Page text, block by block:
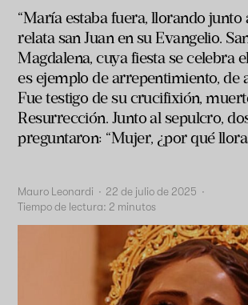
“María estaba fuera, llorando junto
relata san Juan en su Evangelio.
Magdalena, cuya fiesta se celebra
es ejemplo de arrepentimiento, de
Fue testigo de su crucifixión,
Resurrección. Junto al sepulcro,
preguntaron: “Mujer, ¿por qué
Mauro Leonardi · 22 de julio de 2025 ·
Tiempo de lectura: 2 minutos